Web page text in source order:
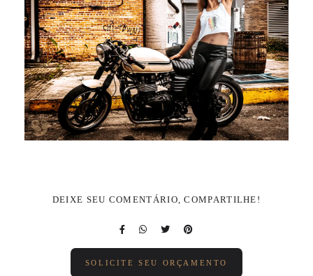
DEIXE SEU COMENTÁRIO, COMPARTILHE!
SOLICITE SEU ORÇAMENTO